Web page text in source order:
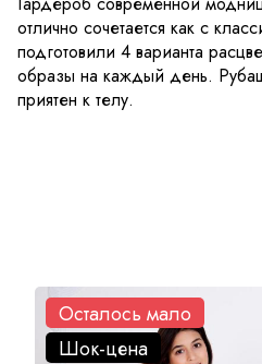
отлично сочетается как с
подготовили 4 варианта
образы на каждый день.
приятен к телу.
Осталось мало
Шок-цена